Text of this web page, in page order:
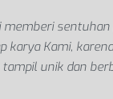
memberi
karya Kami,
tampil unik dan